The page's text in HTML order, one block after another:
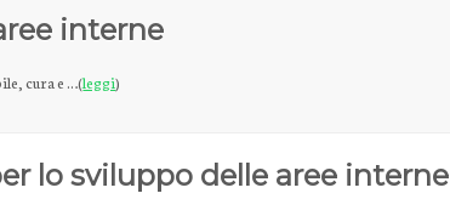
interne
cura e …(leggi)
lo sviluppo delle aree interne